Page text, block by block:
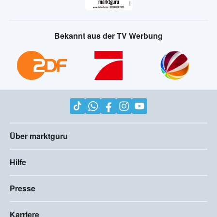
Bekannt aus der TV Werbung
Über marktguru
Hilfe
Presse
Karriere